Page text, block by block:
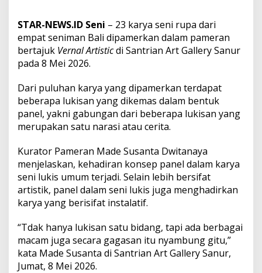
d
e
S
u
g
a
d
a
S
e
u
t
V
e
r
n
l
A
r
t
i
STAR-NEWS.ID Seni – 23 karya seni rupa dari
empat seniman Bali dipamerkan dalam pameran
bertajuk Vernal Artisticdi Santrian Art Gallery Sanur
pada 8 Mei 2026.
Dari puluhan karya yang dipamerkan terdapat
beberapa lukisan yang dikemas dalam bentuk
panel, yakni gabungan dari beberapa lukisan yang
merupakan satu narasi atau cerita.
Kurator Pameran Made Susanta Dwitanaya
menjelaskan, kehadiran konsep panel dalam karya
seni lukis umum terjadi. Selain lebih bersifat
artistik, panel dalam seni lukis juga menghadirkan
karya yang berisifat instalatif.
“Tdak hanya lukisan satu bidang, tapi ada berbagai
macam juga secara gagasan itu nyambung gitu,”
kata Made Susanta di Santrian Art Gallery Sanur,
Jumat, 8 Mei 2026.